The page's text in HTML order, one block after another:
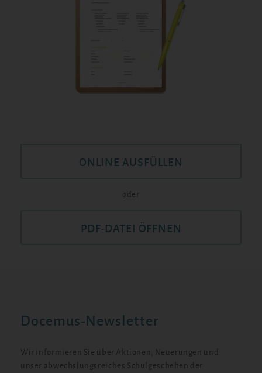
ONLINE AUSFÜLLEN
oder
PDF-DATEI ÖFFNEN
Docemus-Newsletter
Wir informieren Sie über Aktionen, Neuerungen und
unser abwechslungsreiches Schulgeschehen der